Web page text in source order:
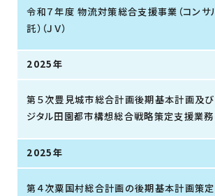
令和７年度 物流対策総合支援事業（コンサ
託）（ＪＶ）
2025年
第５次豊見城市総合計画後期基本計画及び
ジタル田園都市構想総合戦略策定支援業務（
2025年
第４次粟国村総合計画の後期基本計画策